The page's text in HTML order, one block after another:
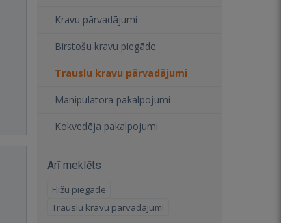
Kravu pārvadājumi
Birstošu kravu piegāde
Trauslu kravu pārvadājumi
Manipulatora pakalpojumi
Kokvedēja pakalpojumi
Arī meklēts
Flīžu piegāde
Trauslu kravu pārvadājumi